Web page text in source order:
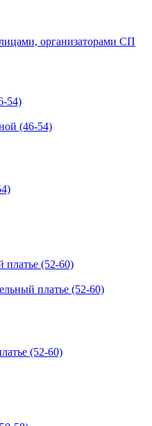
организаторами СП
(46-54)
платье (52-60)
(52-60)